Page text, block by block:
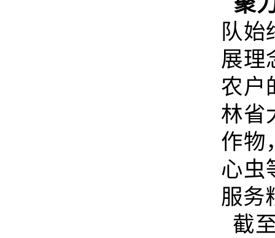
队
展理
农户
林省
作物
心虫
服务
截